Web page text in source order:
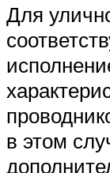
Для
в этом